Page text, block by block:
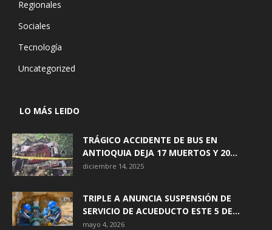
Regionales
Sociales
Tecnología
Uncategorized
LO MÁS LEIDO
TRÁGICO ACCIDENTE DE BUS EN
ANTIOQUIA DEJA 17 MUERTOS Y 20...
diciembre 14, 2025
TRIPLE A ANUNCIA SUSPENSIÓN DE
SERVICIO DE ACUEDUCTO ESTE 5 DE...
mayo 4, 2026